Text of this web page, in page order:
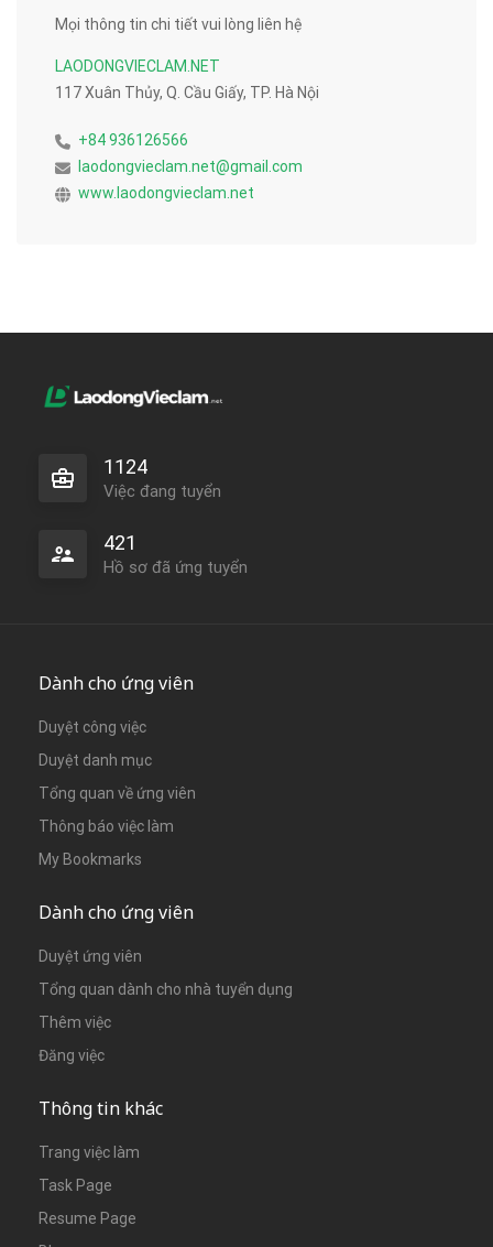
Mọi thông tin chi tiết vui lòng liên hệ
LAODONGVIECLAM.NET
117 Xuân Thủy, Q. Cầu Giấy, TP. Hà Nội
+84 936126566
laodongvieclam.net@gmail.com
www.laodongvieclam.net
1124
Việc đang tuyển
421
Hồ sơ đã ứng tuyển
Dành cho ứng viên
Duyệt công việc
Duyệt danh mục
Tổng quan về ứng viên
Thông báo việc làm
My Bookmarks
Dành cho ứng viên
Duyệt ứng viên
Tổng quan dành cho nhà tuyển dụng
Thêm việc
Đăng việc
Thông tin khác
Trang việc làm
Task Page
Resume Page